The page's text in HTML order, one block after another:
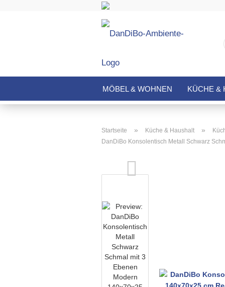
MÖBEL & WOHNEN KÜCHE &
Startseite » Küche & Haushalt »
DanDiBo Konsolentisch Metall Schwarz